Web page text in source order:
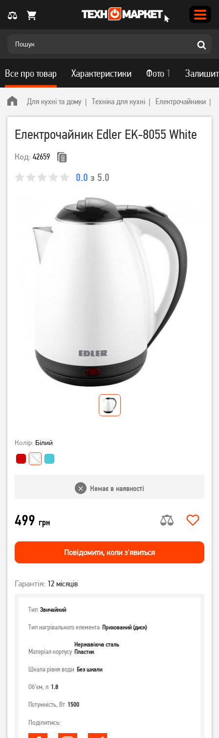
Для кухні та дому Техніка для кухні Електрочайники
Електрочайник Edler EK-8055 White
Код: 42659
0.0 з 5.0
Все про товар Характеристики Фото 1
Колір: Білий
Немає в наявності
499 грн
Повiдомити, коли з'явиться
Гарантія: 12 місяців
Тип Звичайний
Тип нагрівального елемента Прихований (диск)
Матеріал корпусу
Нержавіюча сталь
Пластик
Шкала рівня води Без шкали
Об'єм, л 1.8
Потужність, Вт 1500
Поділитись: